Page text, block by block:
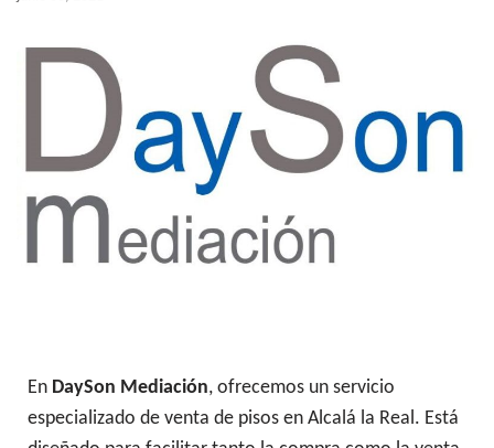
En DaySon Mediación, ofrecemos un servicio
especializado de venta de pisos en Alcalá la Real. Está